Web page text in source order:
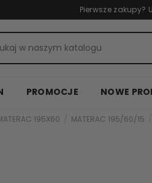
Pierwsze zakupy?
PROMOCJE NOWE
195X60 MATERAC 195/60/15